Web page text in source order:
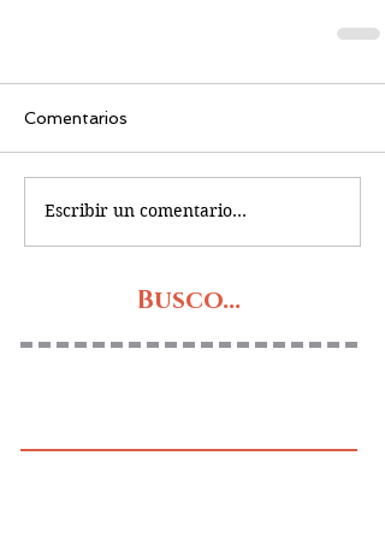
Comentarios
Escribir un comentario...
Busco...